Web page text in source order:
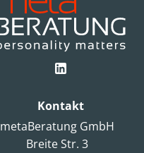
Kontakt
metaBeratung GmbH
Breite Str. 3